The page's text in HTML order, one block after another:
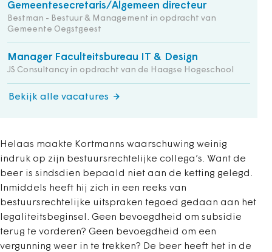
Gemeentesecretaris/Algemeen directeur
Bestman - Bestuur & Management in opdracht van
Gemeente Oegstgeest
Manager Faculteitsbureau IT & Design
JS Consultancy in opdracht van de Haagse Hogeschool
Bekijk alle vacatures
Helaas maakte Kortmanns waarschuwing weinig
indruk op zijn bestuursrechtelijke collega’s. Want de
beer is sindsdien bepaald niet aan de ketting gelegd.
Inmiddels heeft hij zich in een reeks van
bestuursrechtelijke uitspraken tegoed gedaan aan het
legaliteitsbeginsel. Geen bevoegdheid om subsidie
terug te vorderen? Geen bevoegdheid om een
vergunning weer in te trekken? De beer heeft het in de